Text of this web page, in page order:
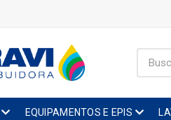
EQUIPAMENTOS E EPIS